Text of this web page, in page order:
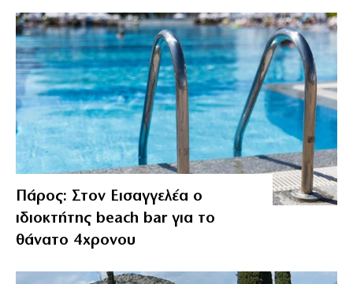
Πάρος: Στον Εισαγγελέα ο
ιδιοκτήτης beach bar για το
θάνατο 4χρονου